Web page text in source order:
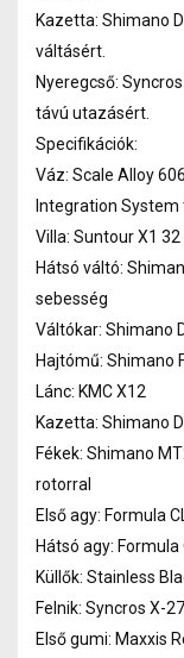
Kazetta: Shimano
váltásért.
Nyeregcső:
távú utazásért.
Specifikációk:
Váz: Scale Alloy
Integration System
Villa: Suntour X1
Hátsó váltó:
sebesség
Váltókar: Shimano
Hajtómű: Shimano
Lánc: KMC X12
Kazetta: Shimano
Fékek: Shimano
rotorral
Első agy: Formula
Hátsó agy:
Küllők: Stainless
Felnik: Syncros X-
Első gumi: Maxxis